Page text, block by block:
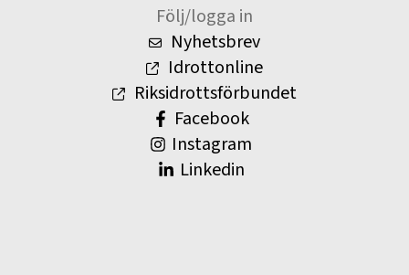
Följ/logga in
Nyhetsbrev
Idrottonline
Riksidrottsförbundet
Facebook
Instagram
Linkedin